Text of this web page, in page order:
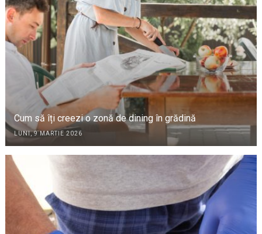
Cum să îți creezi o zonă de dining în grădină
LUNI, 9 MARTIE 2026